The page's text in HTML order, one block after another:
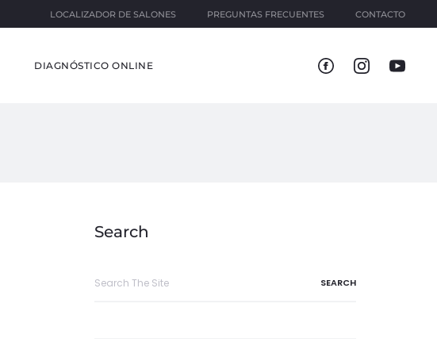
LOCALIZADOR DE SALONES PREGUNTAS FRECUENTES CONTACTO
DIAGNÓSTICO ONLINE
Search